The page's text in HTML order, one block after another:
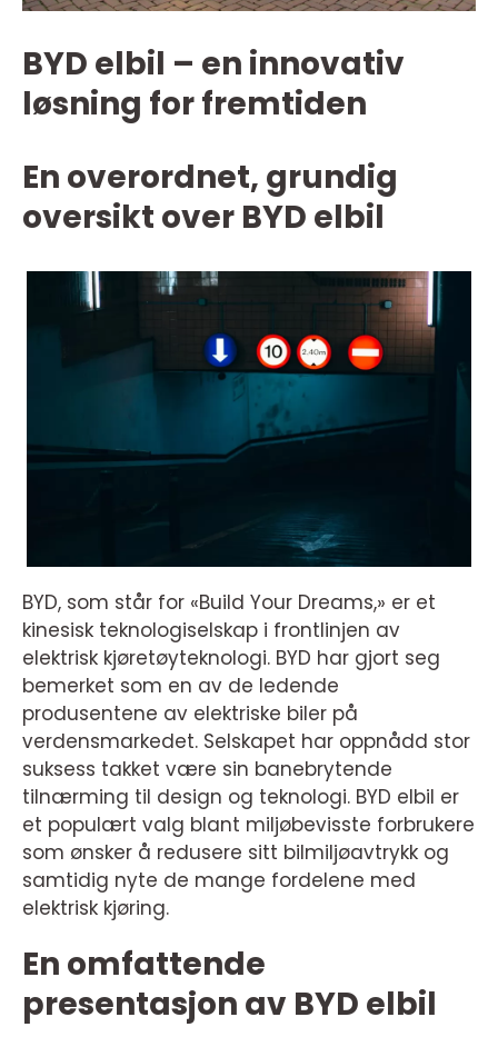
BYD elbil – en innovativ
løsning for fremtiden
En overordnet, grundig
oversikt over BYD elbil
BYD, som står for «Build Your Dreams,» er et
kinesisk teknologiselskap i frontlinjen av
elektrisk kjøretøyteknologi. BYD har gjort seg
bemerket som en av de ledende
produsentene av elektriske biler på
verdensmarkedet. Selskapet har oppnådd stor
suksess takket være sin banebrytende
tilnærming til design og teknologi. BYD elbil er
et populært valg blant miljøbevisste forbrukere
som ønsker å redusere sitt bilmiljøavtrykk og
samtidig nyte de mange fordelene med
elektrisk kjøring.
En omfattende
presentasjon av BYD elbil